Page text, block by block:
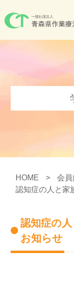
HOME > 会員
認知症の人と家
認知症の
お知らせ